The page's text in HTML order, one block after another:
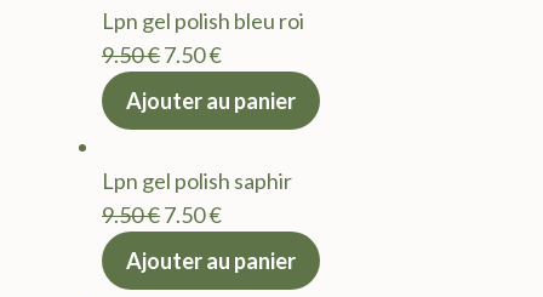
9.50 €.7.50 €.
Lpn gel polish bleu roi
9.50€Le
prix
9.50 €.
7.50€Le
actuel
7.50 €.
Ajouter au panier
Lpn gel polish saphir
9.50€Le
prix
7.50€Le
actuel
Ajouter au panier